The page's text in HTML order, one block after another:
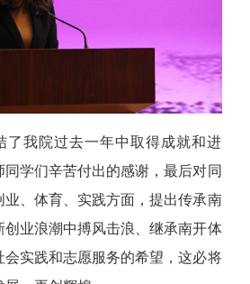
了我院过去一年中取得成就和进
学们辛苦付出的感谢，最后对同
业、体育、实践方面，提出传承南
创业浪潮中搏风击浪、继承南开体
会实践和志愿服务的希望，这必将